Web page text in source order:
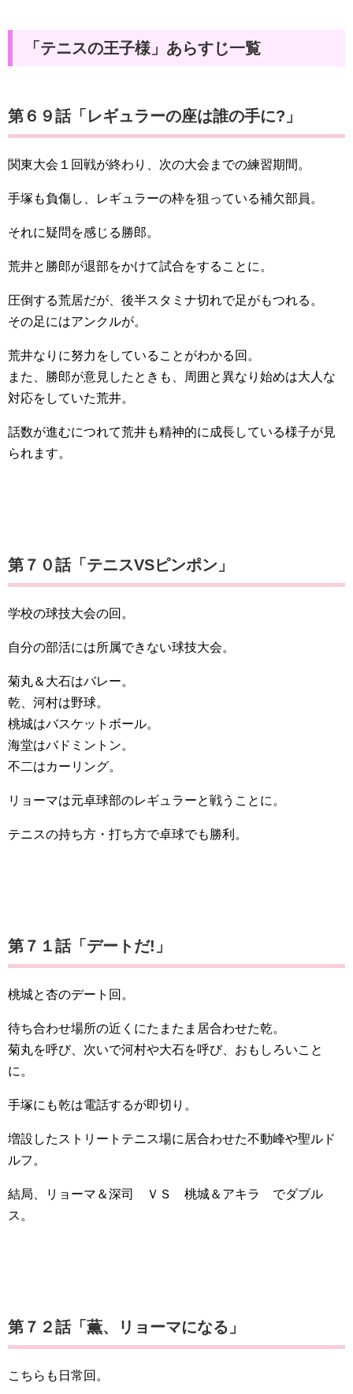
「テニスの王子様」あらすじ一覧
第６９話「レギュラーの座は誰の手に?」
関東大会１回戦が終わり、次の大会までの練習期間。
手塚も負傷し、レギュラーの枠を狙っている補欠部員。
それに疑問を感じる勝郎。
荒井と勝郎が退部をかけて試合をすることに。
圧倒する荒居だが、後半スタミナ切れで足がもつれる。
その足にはアンクルが。
荒井なりに努力をしていることがわかる回。
また、勝郎が意見したときも、周囲と異なり始めは大人な
対応をしていた荒井。
話数が進むにつれて荒井も精神的に成長している様子が見
られます。
第７０話「テニスVSピンポン」
学校の球技大会の回。
自分の部活には所属できない球技大会。
菊丸＆大石はバレー。
乾、河村は野球。
桃城はバスケットボール。
海堂はバドミントン。
不二はカーリング。
リョーマは元卓球部のレギュラーと戦うことに。
テニスの持ち方・打ち方で卓球でも勝利。
第７１話「デートだ!」
桃城と杏のデート回。
待ち合わせ場所の近くにたまたま居合わせた乾。
菊丸を呼び、次いで河村や大石を呼び、おもしろいこと
に。
手塚にも乾は電話するが即切り。
増設したストリートテニス場に居合わせた不動峰や聖ルド
ルフ。
結局、リョーマ＆深司 ＶＳ 桃城＆アキラ でダブル
ス。
第７２話「薫、リョーマになる」
こちらも日常回。